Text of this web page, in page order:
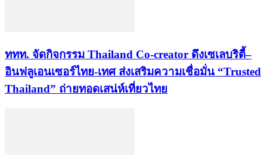
ททท. จัดกิจกรรม Thailand Co-creator ดึงเซเลบริตี้–
อินฟลูเอนเซอร์ไทย-เทศ ส่งเสริมความเชื่อมั่น “Trusted
Thailand” ถ่ายทอดเสน่ห์เที่ยวไทย